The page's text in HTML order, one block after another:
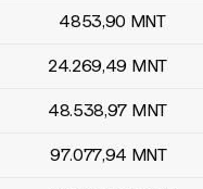
a tugrik mongoli
4853,90 MNT
24.269,49 MNT
48.538,97 MNT
97.077,94 MNT